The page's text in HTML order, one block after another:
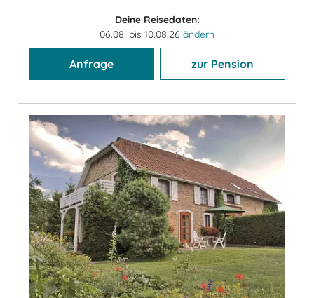
Deine Reisedaten:
06.08. bis 10.08.26 ändern
Anfrage zur Pension